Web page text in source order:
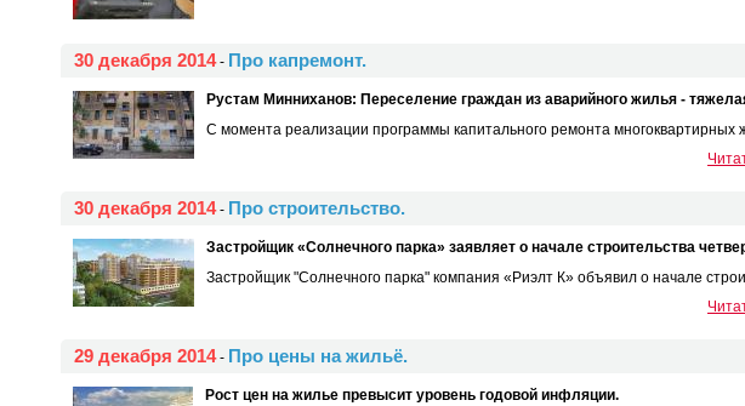
30 декабря 2014- Про капремонт.
Рустам Минниханов: Переселение граждан из аварийного жилья -
С момента реализации программы капитального ремонта
30 декабря 2014- Про строительство.
Застройщик «Солнечного парка» заявляет о начале строительства
Застройщик "Солнечного парка" компания «Риэлт К» объявил о начале
29 декабря 2014- Про цены на жильё.
Рост цен на жилье превысит уровень годовой инфляции.